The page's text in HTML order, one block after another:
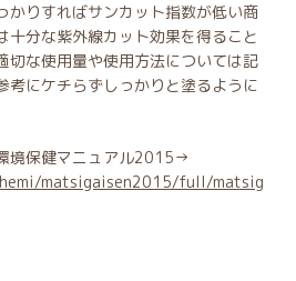
かりすればサンカット指数が低い商
十分な紫外線カット効果を得ること
切な使用量や使用方法については記
考にケチらずしっかりと塗るように
境保健マニュアル2015→
matsigaisen2015/full/matsig